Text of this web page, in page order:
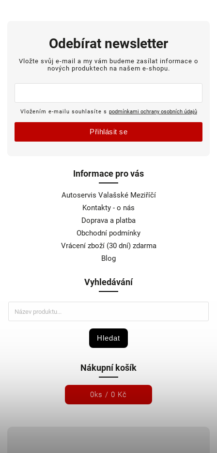
Informace pro vás
Autoservis Valašské Meziříčí
Kontakty - o nás
Doprava a platba
Obchodní podmínky
Vrácení zboží (30 dní) zdarma
Blog
Vyhledávání
Hledat
Nákupní košík
0ks / 0 Kč
Odebírat newsletter
Vložte svůj e-mail a my vám budeme zasílat informace o
nových produktech na našem e-shopu.
Vložením e-mailu souhlasíte s podmínkami ochrany osobních údajů
Přihlásit se